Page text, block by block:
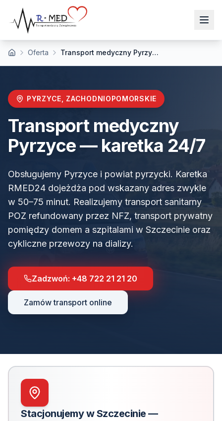
Strona główna
Oferta Transport medyczny Pyrzyce
PYRZYCE ZACHODNIOPOMORSKIE
Transport medyczny
Pyrzyce— karetka 24/7
Obsługujemy Pyrzyce i powiat pyrzycki. Karetka
RMED24 dojeżdża pod wskazany adres zwykle
w 50–75 minut. Realizujemy transport sanitarny
POZ refundowany przez NFZ, transport prywatny
pomiędzy domem a szpitalami w Szczecinie oraz
cykliczne przewozy na dializy.
Zadzwoń: +48 722 21 21 20
Zamów transport online
Stacjonujemy w Szczecinie —